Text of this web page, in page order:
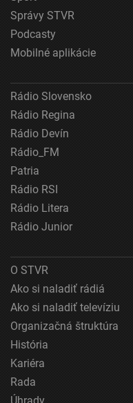
Správy STVR
Podcasty
Mobilné aplikácie
Rádio Slovensko
Rádio Regina
Rádio Devín
Rádio_FM
Patria
Rádio RSI
Rádio Litera
Rádio Junior
O STVR
Ako si naladiť rádiá
Ako si naladiť televíziu
Organizačná štruktúra
História
Kariéra
Rada